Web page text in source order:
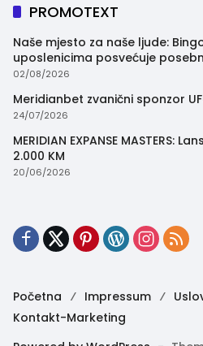
PROMOTEXT
Naše mjesto za naše ljude:
uposlenicima posvećuje
trenutak
02/08/2026
Meridianbet zvanični sponzor
24/07/2026
MERIDIAN EXPANSE MASTERS:
2.000 KM
20/06/2026
Početna Impressum
Kontakt-Marketing